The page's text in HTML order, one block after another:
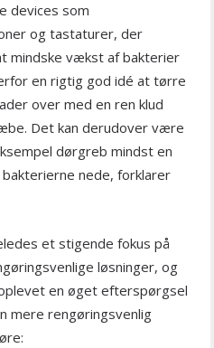
devices som
og tastaturer, der
mindske vækst af bakterier
en rigtig god idé at tørre
over med en ren klud
Det kan derudover være
dørgreb mindst en
nede, forklarer
et stigende fokus på
løsninger, og
en øget efterspørgsel
mere rengøringsvenlig